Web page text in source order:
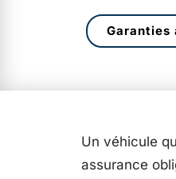
Garanties
Un véhicule
assurance